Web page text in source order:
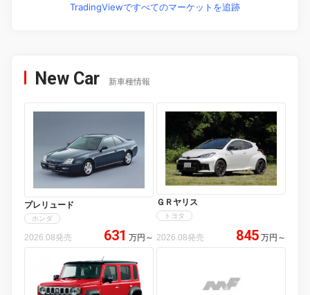
TradingViewですべてのマーケットを追跡
New Car 新車種情報
プレリュード
ホンダ
2026.08発売 631 万円 ～
ＧＲヤリス
トヨタ
2026.08発売 845 万円 ～